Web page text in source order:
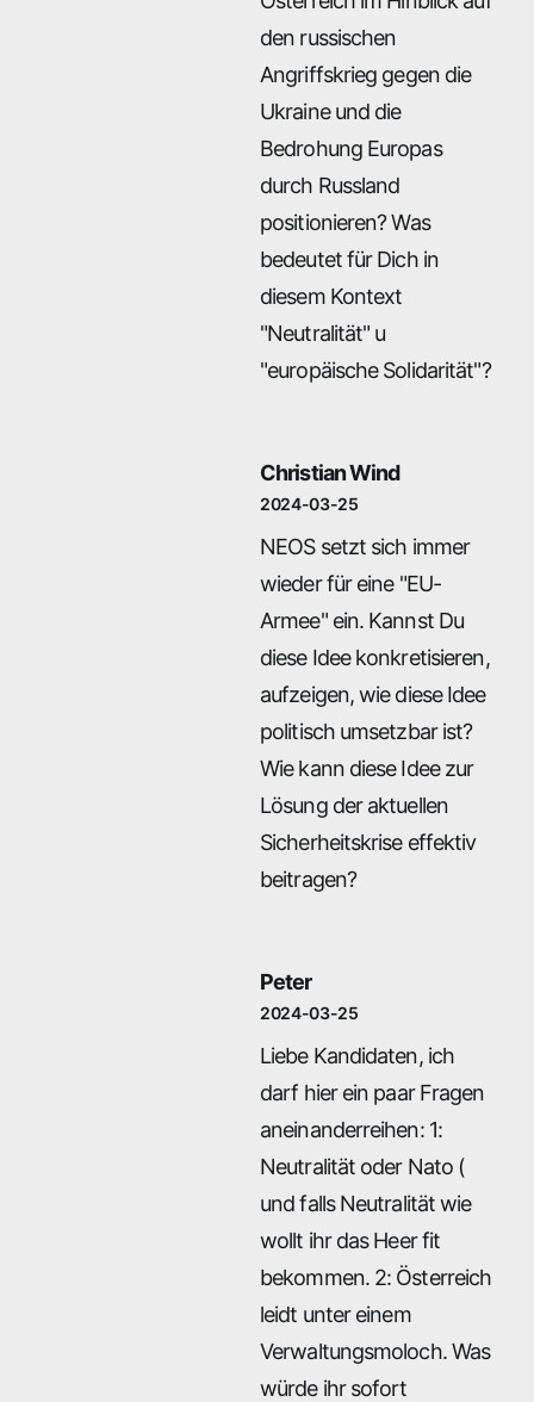
den russischen
Angriffskrieg gegen die
Ukraine und die
Bedrohung Europas
durch Russland
positionieren? Was
bedeutet für Dich in
diesem Kontext
"Neutralität" u
"europäische Solidarität"?
Christian Wind
2024-03-25
NEOS setzt sich immer
wieder für eine "EU-
Armee" ein. Kannst Du
diese Idee konkretisieren,
aufzeigen, wie diese Idee
politisch umsetzbar ist?
Wie kann diese Idee zur
Lösung der aktuellen
Sicherheitskrise effektiv
beitragen?
Peter
2024-03-25
Liebe Kandidaten, ich
darf hier ein paar Fragen
aneinanderreihen: 1:
Neutralität oder Nato (
und falls Neutralität wie
wollt ihr das Heer fit
bekommen. 2: Österreich
leidt unter einem
Verwaltungsmoloch. Was
würde ihr sofort